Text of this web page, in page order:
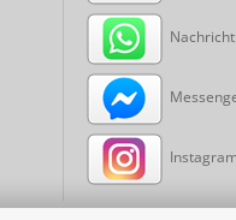
Nachricht: